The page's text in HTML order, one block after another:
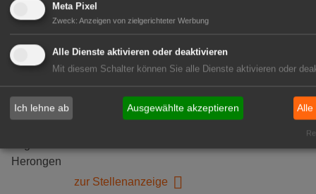
Gärtnerei Hanns
Herongen
zur Stellenanzeige
Meta Pixel
Zweck: Anzeigen von zielgerichteter Werbung
Alle Dienste aktivieren oder deaktivieren
Mit diesem Schalter können Sie alle Dienste aktivieren oder
Ich lehne ab Ausgewählte akzeptieren Alle